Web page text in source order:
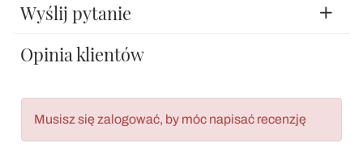
Wyślij pytanie
Opinia klientów
Musisz się zalogować, by móc napisać recenzję